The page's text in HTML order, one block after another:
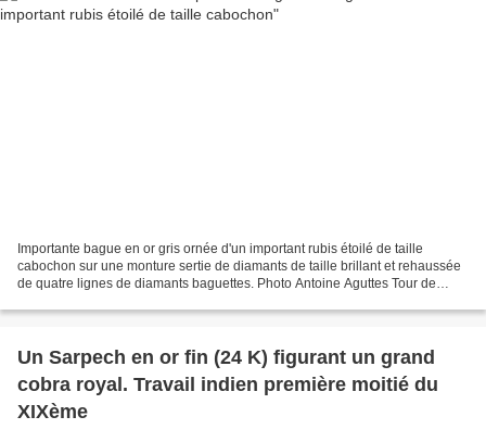
Importante bague en or gris ornée d'un important rubis étoilé de taille
cabochon sur une monture sertie de diamants de taille brillant et rehaussée
de quatre lignes de diamants baguettes. Photo Antoine Aguttes Tour de
Un Sarpech en or fin (24 K) figurant un grand
cobra royal. Travail indien première moitié du
XIXème